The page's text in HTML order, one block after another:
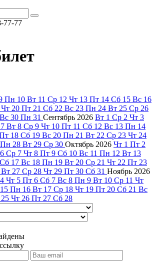
77-77
Пн 10 Вт 11 Ср 12 Чт 13 Пт 14 Сб 15 Вс 16
Чт 20 Пт 21 Сб 22 Вс 23 Пн 24 Вт 25 Ср 26
Вс 30 Пн 31 Сентябрь 2026 Вт 1 Ср 2 Чт 3
7 Вт 8 Ср 9 Чт 10 Пт 11 Сб 12 Вс 13 Пн 14
18 Сб 19 Вс 20 Пн 21 Вт 22 Ср 23 Чт 24
Пн 28 Вт 29 Ср 30 Октябрь 2026 Чт 1 Пт 2
6 Ср 7 Чт 8 Пт 9 Сб 10 Вс 11 Пн 12 Вт 13
Сб 17 Вс 18 Пн 19 Вт 20 Ср 21 Чт 22 Пт 23
Вт 27 Ср 28 Чт 29 Пт 30 Сб 31 Ноябрь 2026
4 Чт 5 Пт 6 Сб 7 Вс 8 Пн 9 Вт 10 Ср 11 Чт
15 Пн 16 Вт 17 Ср 18 Чт 19 Пт 20 Сб 21 Вс
25 Чт 26 Пт 27 Сб 28